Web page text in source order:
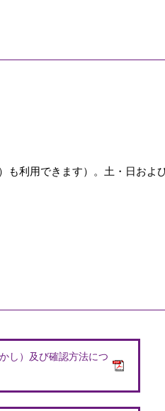
利用できます）。土・日およ
し）及び確認方法につ